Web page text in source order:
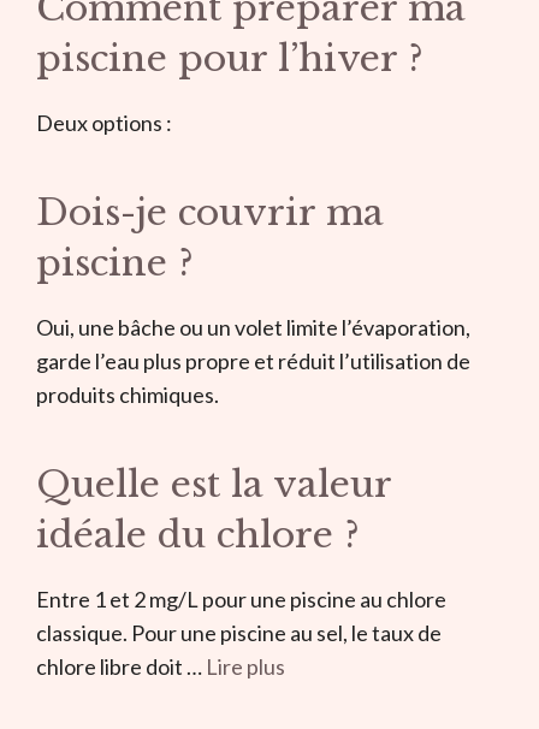
piscine pour l’hiver ?
Deux options :
Dois-je couvrir ma
piscine ?
Oui, une bâche ou un volet limite l’évaporation,
garde l’eau plus propre et réduit l’utilisation de
produits chimiques.
Quelle est la valeur
idéale du chlore ?
Entre 1 et 2 mg/L pour une piscine au chlore
classique. Pour une piscine au sel, le taux de
chlore libre doit … Lire plus